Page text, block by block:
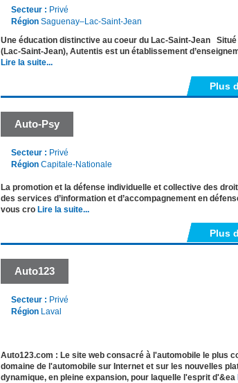
Secteur : Privé
Région Saguenay–Lac-Saint-Jean
Une éducation distinctive au coeur du Lac-Saint-Jean
(Lac-Saint-Jean), Autentis est un établissement
Lire la suite...
Plus
Auto-Psy
Secteur : Privé
Région Capitale-Nationale
La promotion et la défense individuelle et collective des
des services d’information et d’accompagnement en
vous cro Lire la suite...
Plus
Auto123
Secteur : Privé
Région Laval
Auto123.com : Le site web consacré à l'automobile le plus
domaine de l'automobile sur Internet et sur les nouvelles
dynamique, en pleine expansion, pour laquelle l'esprit d'&ea